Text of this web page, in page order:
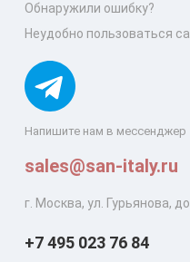
Напишите нам в мессенджер
sales@san-italy.ru
г. Москва, ул. Гурьянова,
Обнаружили ошибку?
Неудобно пользоваться
+7 495 023 76 84